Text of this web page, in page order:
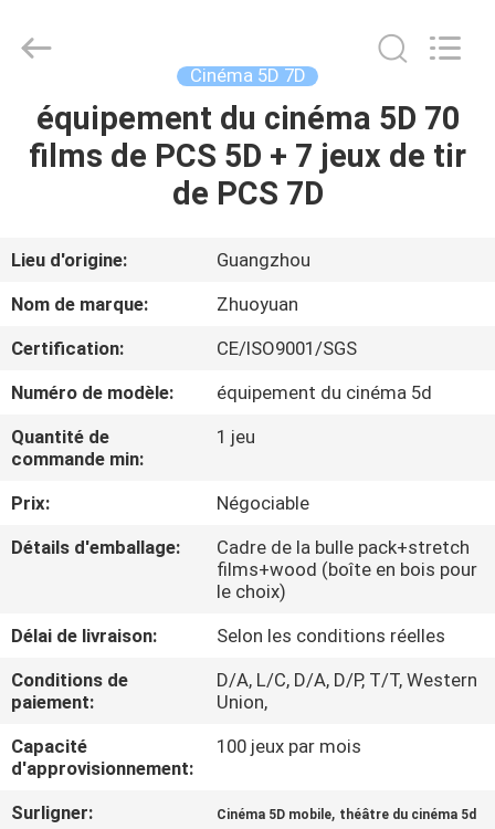
MAISON
VR
SHOW
À
PROPOS
NOUS
DE
L'USINE
CONTRÔLE
DE
QUALITÉ
Zhuoyuan
Co.,Ltd.
Cinéma 5D 7D
équipement du cinéma 5D 70
films de PCS 5D + 7 jeux de tir
de PCS 7D
Lieu d'origine:
Guangzhou
Nom de marque:
Zhuoyuan
Certification:
CE/ISO9001/SGS
Numéro de modèle:
équipement du cinéma 5d
Quantité de
commande min:
1 jeu
Prix:
Négociable
Détails d'emballage:
Cadre de la bulle pack+stretch
films+wood (boîte en bois pour
le choix)
Délai de livraison:
Selon les conditions réelles
Conditions de
paiement:
D/A, L/C, D/A, D/P, T/T, Western
Union,
Capacité
d'approvisionnement:
100 jeux par mois
Surligner: Cinéma 5D mobile, théâtre du cinéma 5d